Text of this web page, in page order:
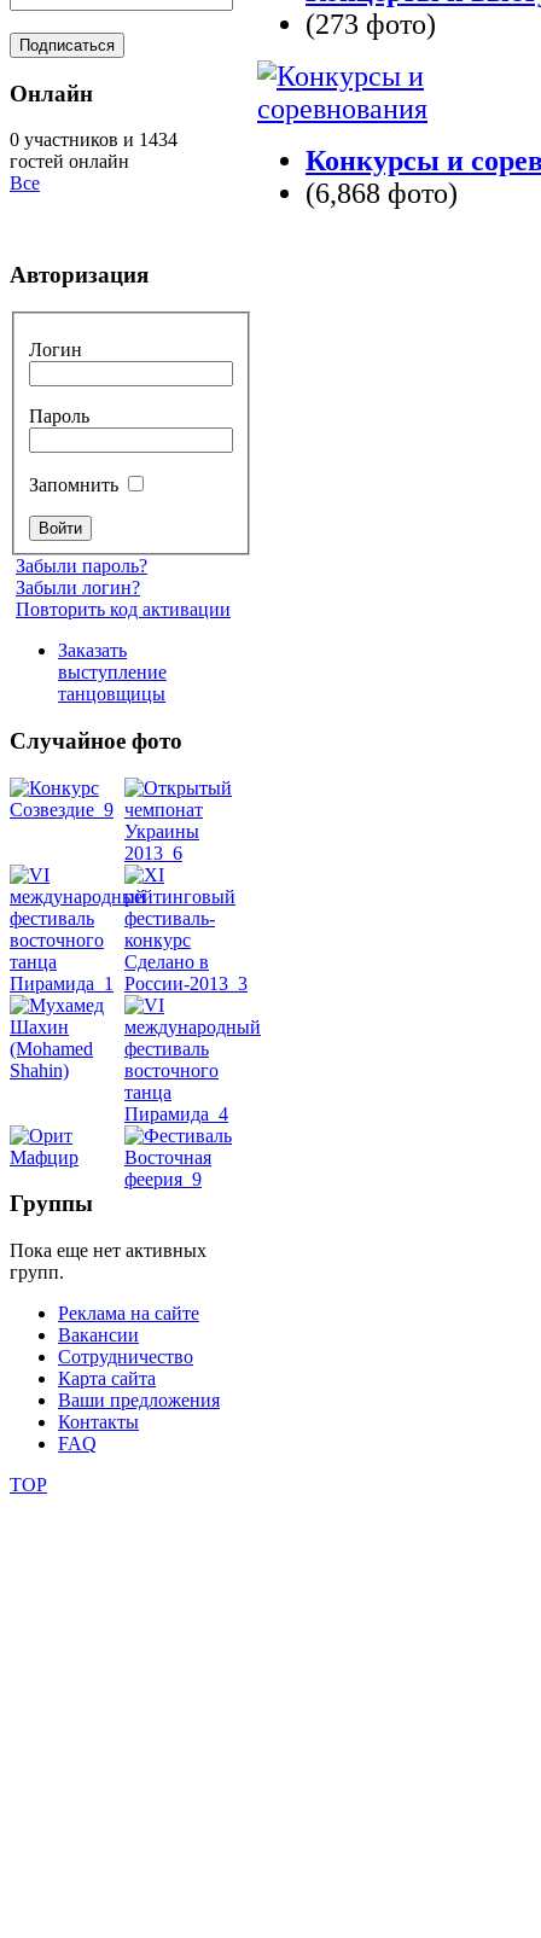
(273 фото)
Конкурсы и
(6,868 фото)
Онлайн
0 участников и 1434
гостей онлайн
Все
Авторизация
Логин
Пароль
Запомнить
Забыли пароль?
Забыли логин?
Повторить код активации
Заказать
выступление
танцовщицы
Случайное фото
уроки
Группы
Пока еще нет активных
групп.
Реклама на сайте
Вакансии
Сотрудничество
Карта сайта
Ваши предложения
Контакты
FAQ
TOP